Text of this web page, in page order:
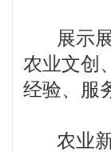
展示展
农业文创
经验、服
农业新